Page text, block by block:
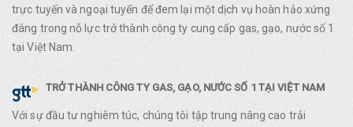
trực tuyến và ngoại tuyến để đem lại một dịch vụ hoàn hảo xứng
đáng trong nỗ lực trở thành công ty cung cấp gas, gạo, nước số 1
tại Việt Nam.
TRỞ THÀNH CÔNG TY GAS, GẠO, NƯỚC SỐ 1 TẠI VIỆT NAM
Với sự đầu tư nghiêm túc, chúng tôi tập trung nâng cao trải